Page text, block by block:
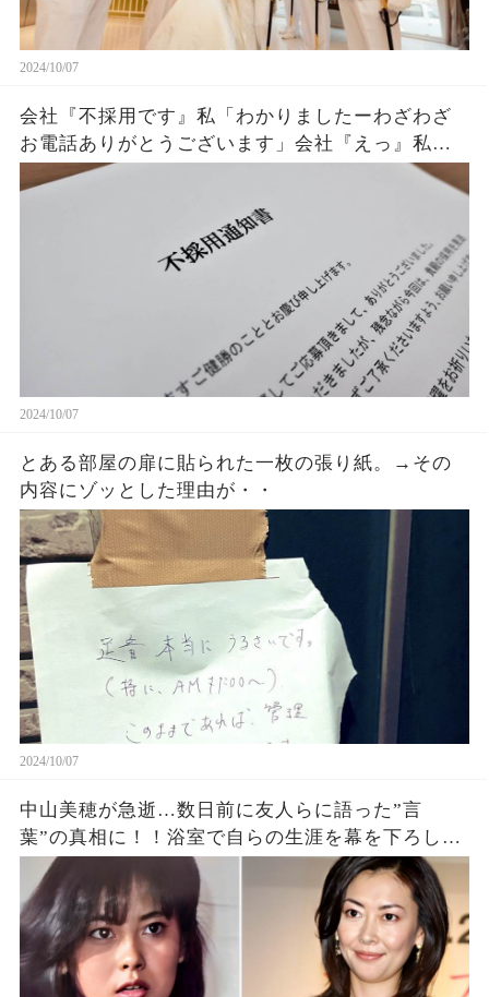
2024/10/07
会社『不採用です』私「わかりましたーわざわざ
お電話ありがとうございます」会社『えっ』私
「？」→ その後、また電話がかかってきて・・・
2024/10/07
とある部屋の扉に貼られた一枚の張り紙。→その
内容にゾッとした理由が・・
2024/10/07
中山美穂が急逝…数日前に友人らに語った”言
葉”の真相に！！浴室で自らの生涯を幕を下ろした
真相、前兆の詳細があきらかに…【芸能】